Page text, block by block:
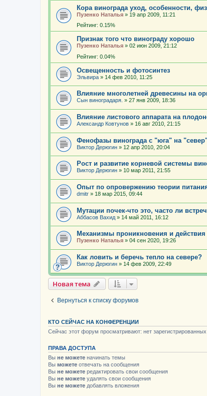
Кора винограда уход, особенности,
Пузенко Наталья » 19 апр 2009, 11:21
Рейтинг: 0.15%
Признак того что винограду хорошо
Пузенко Наталья » 02 июн 2009, 21:12
Рейтинг: 0.04%
Освещенность и фотосинтез
Эльвира » 14 фев 2010, 11:25
Влияние многолетней древесины на
Сын виноградаря. » 27 янв 2009, 18:36
Влияние листового аппарата на
Александр Ковтунов » 16 авг 2010, 21:15
Фенофазы винограда с "юга" на
Виктор Дерюгин » 12 апр 2010, 20:04
Рост и развитие корневой системы
Виктор Дерюгин » 10 мар 2011, 21:55
Опыт по опровержению теории
dmitr » 18 мар 2015, 09:44
Мутации почек-что это, часто ли
Аббасов Вахид » 14 май 2011, 16:12
Механизмы проникновения и действия
Пузенко Наталья » 04 сен 2020, 19:26
Как ловить и беречь тепло на севере?
Виктор Дерюгин » 14 фев 2009, 22:49
Новая тема
Вернуться к списку форумов
КТО СЕЙЧАС НА КОНФЕРЕНЦИИ
Сейчас этот форум просматривают: нет зарегистрированных
ПРАВА ДОСТУПА
Вы не можете начинать темы
Вы можете отвечать на сообщения
Вы не можете редактировать свои сообщения
Вы не можете удалять свои сообщения
Вы не можете добавлять вложения